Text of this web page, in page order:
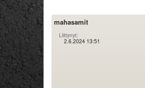
mahasamit
Liittynyt:
2.6.2024 13:51